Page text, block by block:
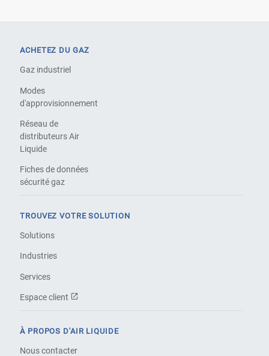
ACHETEZ DU GAZ
Gaz industriel
Modes
d'approvisionnement
Réseau de
distributeurs Air
Liquide
Fiches de données
sécurité gaz
TROUVEZ VOTRE SOLUTION
Solutions
Industries
Services
Espace client
À PROPOS D'AIR LIQUIDE
Nous contacter